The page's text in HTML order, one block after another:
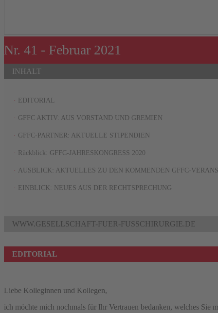
Nr. 41 - Februar 2021
INHALT
· EDITORIAL
· GFFC AKTIV: AUS VORSTAND UND GREMIEN
· GFFC-PARTNER: AKTUELLE STIPENDIEN
· Rückblick: GFFC-JAHRESKONGRESS 2020
· AUSBLICK: AKTUELLES ZU DEN KOMMENDEN GFFC-
· EINBLICK: NEUES AUS DER RECHTSPRECHUNG
WWW.GESELLSCHAFT-FUER-FUSSCHIRURGIE.DE
EDITORIAL
Liebe Kolleginnen und Kollegen,
ich möchte mich nochmals für Ihr Vertrauen bedanken, welches Sie